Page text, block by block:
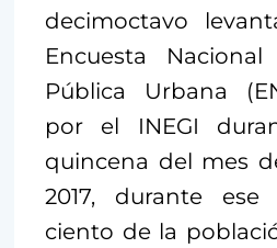
decimoctavo
Encuesta
Pública Urbana
por el INEGI
quincena del mes
2017, durante
ciento de la